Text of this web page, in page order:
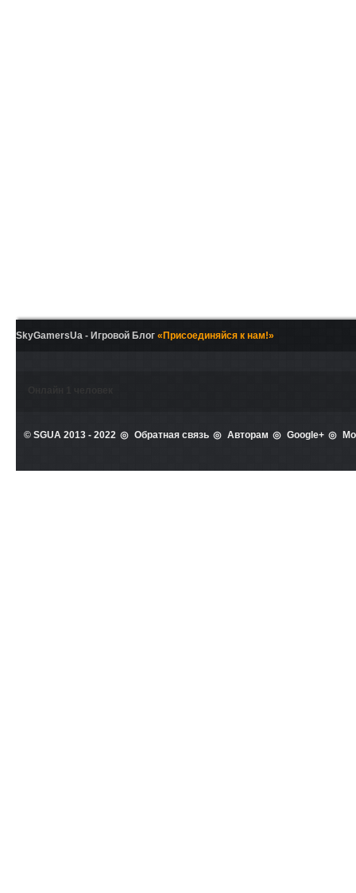
SkyGamersUa - Игровой Блог «Присоединяйся к нам!»
© SGUA 2013 - 2022 Обратная связь Авторам Google+